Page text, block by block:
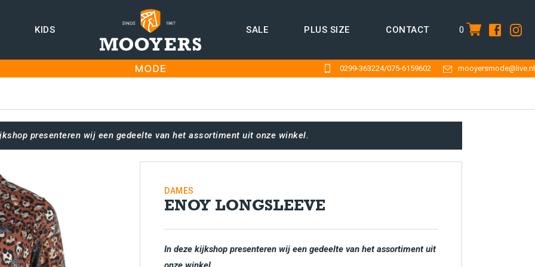
0 item
KIDS SALE PLUS SIZE CONTACT
0299-363224/075-6159602 mooyersmode@live.nl
presenteren wij een gedeelte van het assortiment uit onze winkel.
DAMES
ENOY LONGSLEEVE
In deze kijkshop presenteren wij een gedeelte van het assortiment uit